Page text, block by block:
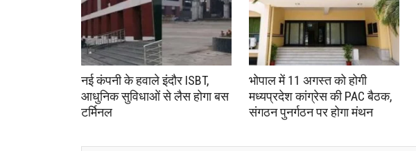
नई कंपनी के हवाले इंदौर ISBT,
आधुनिक सुविधाओं से लैस होगा बस
टर्मिनल
भोपाल में 11 अगस्त को होगी
मध्यप्रदेश कांग्रेस की PAC बैठक,
संगठन पुनर्गठन पर होगा मंथन